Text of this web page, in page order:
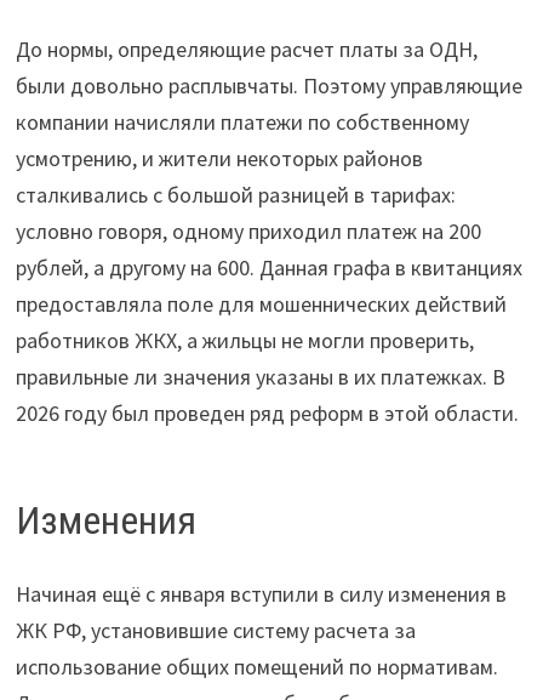
До нормы, определяющие расчет платы за ОДН,
были довольно расплывчаты. Поэтому управляющие
компании начисляли платежи по собственному
усмотрению, и жители некоторых районов
сталкивались с большой разницей в тарифах:
условно говоря, одному приходил платеж на 200
рублей, а другому на 600. Данная графа в квитанциях
предоставляла поле для мошеннических действий
работников ЖКХ, а жильцы не могли проверить,
правильные ли значения указаны в их платежках. В
2026 году был проведен ряд реформ в этой области.
Изменения
Начиная ещё с января вступили в силу изменения в
ЖК РФ, установившие систему расчета за
использование общих помещений по нормативам.